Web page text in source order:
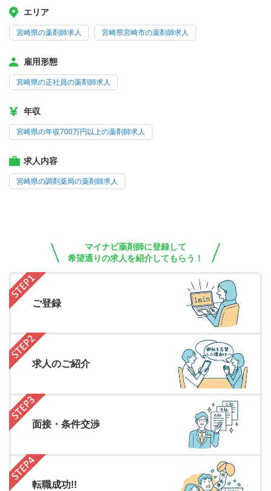
エリア
宮崎県の薬剤師求人 宮崎県宮崎市の薬剤師求人
雇用形態
宮崎県の正社員の薬剤師求人
年収
宮崎県の年収700万円以上の薬剤師求人
求人内容
宮崎県の調剤薬局の薬剤師求人
マイナビ薬剤師に登録して
希望通りの求人を紹介してもらう！
ご登録
求人のご紹介
面接・条件交渉
転職成功!!